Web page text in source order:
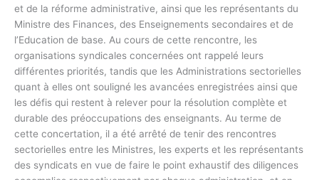
et de la réforme administrative, ainsi que les représentants du
Ministre des Finances, des Enseignements secondaires et de
l’Education de base. Au cours de cette rencontre, les
organisations syndicales concernées ont rappelé leurs
différentes priorités, tandis que les Administrations sectorielles
quant à elles ont souligné les avancées enregistrées ainsi que
les défis qui restent à relever pour la résolution complète et
durable des préoccupations des enseignants. Au terme de
cette concertation, il a été arrêté de tenir des rencontres
sectorielles entre les Ministres, les experts et les représentants
des syndicats en vue de faire le point exhaustif des diligences